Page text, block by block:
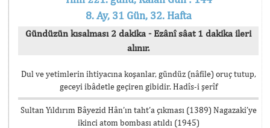
8. Ay, 31 Gün, 32. Hafta
Gündüzün kısalması 2 dakika - Ezânî sâat 1 dakika ileri
alınır.
Dul ve yetimlerin ihtiyacına koşanlar, gündüz (nâfile) oruç tutup,
geceyi ibâdetle geçiren gibidir. Hadîs-i şerîf
Sultan Yıldırım Bâyezid Hân’ın taht’a çıkması (1389) Nagazaki’ye
ikinci atom bombası atıldı (1945)